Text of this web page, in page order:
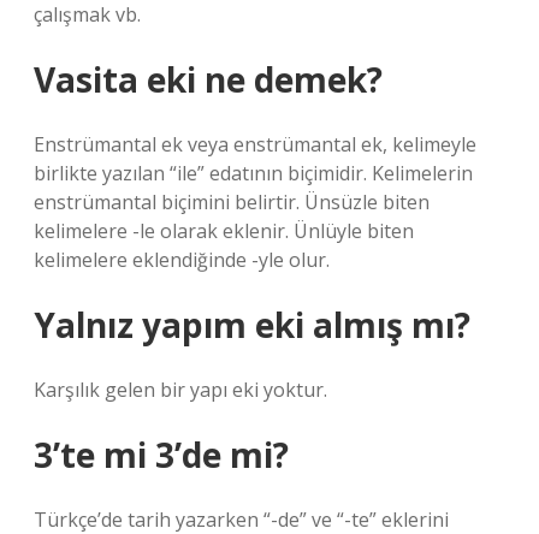
çalışmak vb.
Vasita eki ne demek?
Enstrümantal ek veya enstrümantal ek, kelimeyle
birlikte yazılan “ile” edatının biçimidir. Kelimelerin
enstrümantal biçimini belirtir. Ünsüzle biten
kelimelere -le olarak eklenir. Ünlüyle biten
kelimelere eklendiğinde -yle olur.
Yalnız yapım eki almış mı?
Karşılık gelen bir yapı eki yoktur.
3’te mi 3’de mi?
Türkçe’de tarih yazarken “-de” ve “-te” eklerini